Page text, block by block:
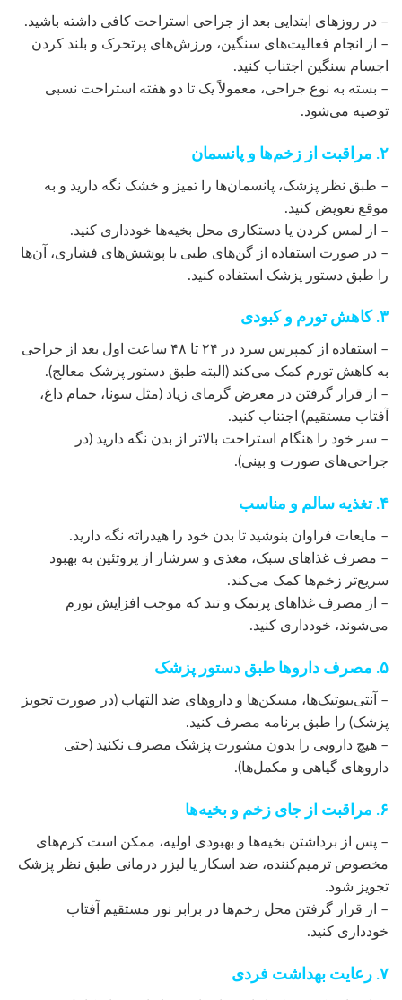
– در روزهای ابتدایی بعد از جراحی استراحت کافی داشته باشید.
– از انجام فعالیت‌های سنگین، ورزش‌های پرتحرک و بلند کردن
اجسام سنگین اجتناب کنید.
– بسته به نوع جراحی، معمولاً یک تا دو هفته استراحت نسبی
توصیه می‌شود.
۲. مراقبت از زخم‌ها و پانسمان
– طبق نظر پزشک، پانسمان‌ها را تمیز و خشک نگه دارید و به
موقع تعویض کنید.
– از لمس کردن یا دستکاری محل بخیه‌ها خودداری کنید.
– در صورت استفاده از گن‌های طبی یا پوشش‌های فشاری، آن‌ها
را طبق دستور پزشک استفاده کنید.
۳. کاهش تورم و کبودی
– استفاده از کمپرس سرد در ۲۴ تا ۴۸ ساعت اول بعد از جراحی
به کاهش تورم کمک می‌کند (البته طبق دستور پزشک معالج).
– از قرار گرفتن در معرض گرمای زیاد (مثل سونا، حمام داغ،
آفتاب مستقیم) اجتناب کنید.
– سر خود را هنگام استراحت بالاتر از بدن نگه دارید (در
جراحی‌های صورت و بینی).
۴. تغذیه سالم و مناسب
– مایعات فراوان بنوشید تا بدن خود را هیدراته نگه دارید.
– مصرف غذاهای سبک، مغذی و سرشار از پروتئین به بهبود
سریع‌تر زخم‌ها کمک می‌کند.
– از مصرف غذاهای پرنمک و تند که موجب افزایش تورم
می‌شوند، خودداری کنید.
۵. مصرف داروها طبق دستور پزشک
– آنتی‌بیوتیک‌ها، مسکن‌ها و داروهای ضد التهاب (در صورت تجویز
پزشک) را طبق برنامه مصرف کنید.
– هیچ دارویی را بدون مشورت پزشک مصرف نکنید (حتی
داروهای گیاهی و مکمل‌ها).
۶. مراقبت از جای زخم و بخیه‌ها
– پس از برداشتن بخیه‌ها و بهبودی اولیه، ممکن است کرم‌های
مخصوص ترمیم‌کننده، ضد اسکار یا لیزر درمانی طبق نظر پزشک
تجویز شود.
– از قرار گرفتن محل زخم‌ها در برابر نور مستقیم آفتاب
خودداری کنید.
۷. رعایت بهداشت فردی